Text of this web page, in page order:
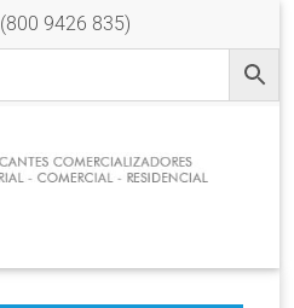
(800 9426 835)